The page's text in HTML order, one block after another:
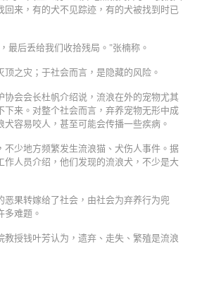
回来，有的犬不见踪迹，有的犬被找到时已
最后丢给我们收拾残局。”张楠称。
之灾；于社会而言，是隐藏的风险。
协会会长杜帆介绍说，流浪在外的宠物尤其
下来。对整个社会而言，弃养宠物无形中成
犬容易咬人，甚至可能会传播一些疾病。
不少地方频繁发生流浪猫、犬伤人事件。据
作人员介绍，他们发现的流浪犬，不少是大
恶果转嫁给了社会，由社会为弃养行为兜
多难题。
教授钱叶芳认为，遗弃、走失、繁殖是流浪